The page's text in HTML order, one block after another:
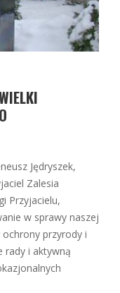
Jędryszek,
Zalesia
Przyjacielu,
w sprawy naszej
ochrony przyrody i
rady i aktywną